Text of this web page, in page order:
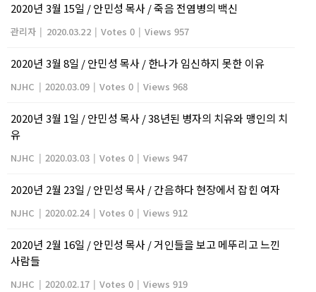
2020년 3월 15일 / 안민성 목사 / 죽음 전염병의 백신
관리자 | 2020.03.22 | Votes 0 | Views 957
2020년 3월 8일 / 안민성 목사 / 한나가 임신하지 못한 이유
NJHC | 2020.03.09 | Votes 0 | Views 968
2020년 3월 1일 / 안민성 목사 / 38년된 병자의 치유와 맹인의 치
유
NJHC | 2020.03.03 | Votes 0 | Views 947
2020년 2월 23일 / 안민성 목사 / 간음하다 현장에서 잡힌 여자
NJHC | 2020.02.24 | Votes 0 | Views 912
2020년 2월 16일 / 안민성 목사 / 거인들을 보고 메뚜리고 느낀
사람들
NJHC | 2020.02.17 | Votes 0 | Views 919